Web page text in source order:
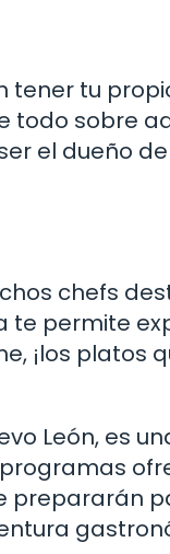
tener tu
todo sobre
el dueño
chefs
te permite
¡los platos
León, es